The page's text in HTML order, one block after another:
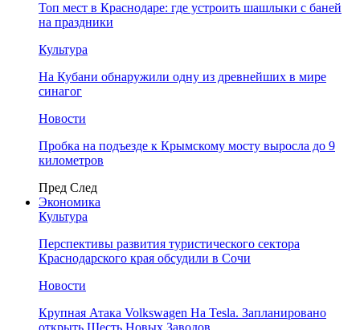
Топ мест в Краснодаре: где устроить шашлыки с баней
на праздники
Культура
На Кубани обнаружили одну из древнейших в мире
синагог
Новости
Пробка на подъезде к Крымскому мосту выросла до 9
километров
Пред След
Экономика
Культура
Перспективы развития туристического сектора
Краснодарского края обсудили в Сочи
Новости
Крупная Атака Volkswagen На Tesla. Запланировано
открыть Шесть Новых Заводов